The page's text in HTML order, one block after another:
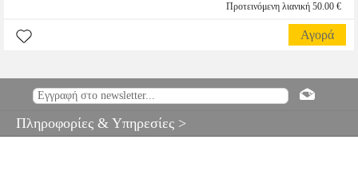
Προτεινόμενη λιανική 50.00 €
Αγορά
Πληροφορίες & Υπηρεσίες >